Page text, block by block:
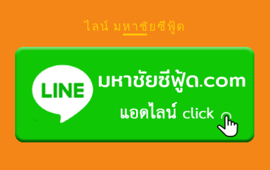
o
o
k
a
m
T
o
k
o
gl
e
M
a
er
u
T
u
b
e
ไลน์ มหาชัยซีฟู้ด